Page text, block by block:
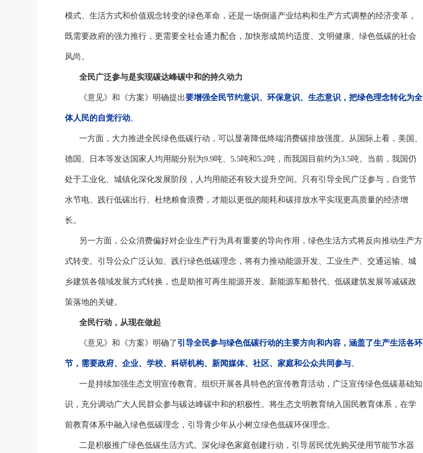
模式、生活方式和价值观念转变的绿色革命，还是一场倒逼产业结构和生产方式调整的经济变革，
既需要政府的强力推行，更需要全社会通力配合，加快形成简约适度、文明健康、绿色低碳的社会
风尚。
全民广泛参与是实现碳达峰碳中和的持久动力
《意见》和《方案》明确提出要增强全民节约意识、环保意识、生态意识，把绿色理念转化为全
体人民的自觉行动。
一方面，大力推进全民绿色低碳行动，可以显著降低终端消费碳排放强度。从国际上看，美国、
德国、日本等发达国家人均用能分别为9.9吨、5.5吨和5.2吨，而我国目前约为3.5吨。当前，我国仍
处于工业化、城镇化深化发展阶段，人均用能还有较大提升空间。只有引导全民广泛参与，自觉节
水节电、践行低碳出行、杜绝粮食浪费，才能以更低的能耗和碳排放水平实现更高质量的经济增
长。
另一方面，公众消费偏好对企业生产行为具有重要的导向作用，绿色生活方式将反向推动生产方
式转变。引导公众广泛认知、践行绿色低碳理念，将有力推动能源开发、工业生产、交通运输、城
乡建筑各领域发展方式转换，也是助推可再生能源开发、新能源车船替代、低碳建筑发展等减碳政
策落地的关键。
全民行动，从现在做起
《意见》和《方案》明确了引导全民参与绿色低碳行动的主要方向和内容，涵盖了生产生活各环
节，需要政府、企业、学校、科研机构、新闻媒体、社区、家庭和公众共同参与。
一是持续加强生态文明宣传教育。组织开展各具特色的宣传教育活动，广泛宣传绿色低碳基础知
识，充分调动广大人民群众参与碳达峰碳中和的积极性。将生态文明教育纳入国民教育体系，在学
前教育体系中融入绿色低碳理念，引导青少年从小树立绿色低碳环保理念。
二是积极推广绿色低碳生活方式。深化绿色家庭创建行动，引导居民优先购买使用节能节水器